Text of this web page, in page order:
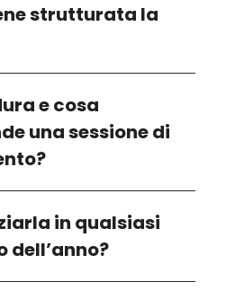
strutturata la
e cosa
una sessione di
in qualsiasi
dell’anno?